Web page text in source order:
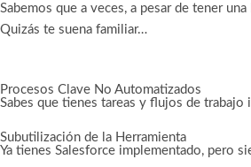
Sabemos que a veces, a pesar de tener
Quizás te suena familiar…
Procesos Clave No Automatizados
Sabes que tienes tareas y flujos de
Subutilización de la Herramienta
Ya tienes Salesforce implementado, pero